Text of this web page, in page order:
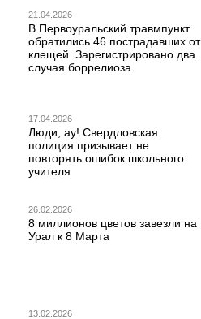
21.04.2026
В Первоуральский травмпункт
обратились 46 пострадавших от
клещей. Зарегистрировано два
случая боррелиоза.
17.04.2026
Люди, ау! Свердловская
полиция призывает не
повторять ошибок школьного
учителя
26.02.2026
8 миллионов цветов завезли на
Урал к 8 Марта
13.02.2026